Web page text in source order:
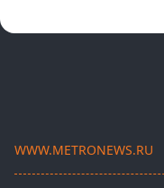
WWW.METRONEWS.RU